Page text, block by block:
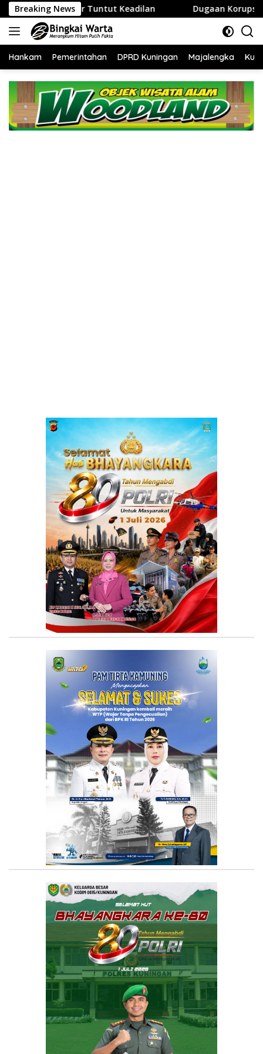
Langsung
ke
konten
Breaking News
Cihaur Tuntut Keadilan Dugaan Korupsi Proyek
Hankam Pemerintahan DPRD Kuningan Majalengka